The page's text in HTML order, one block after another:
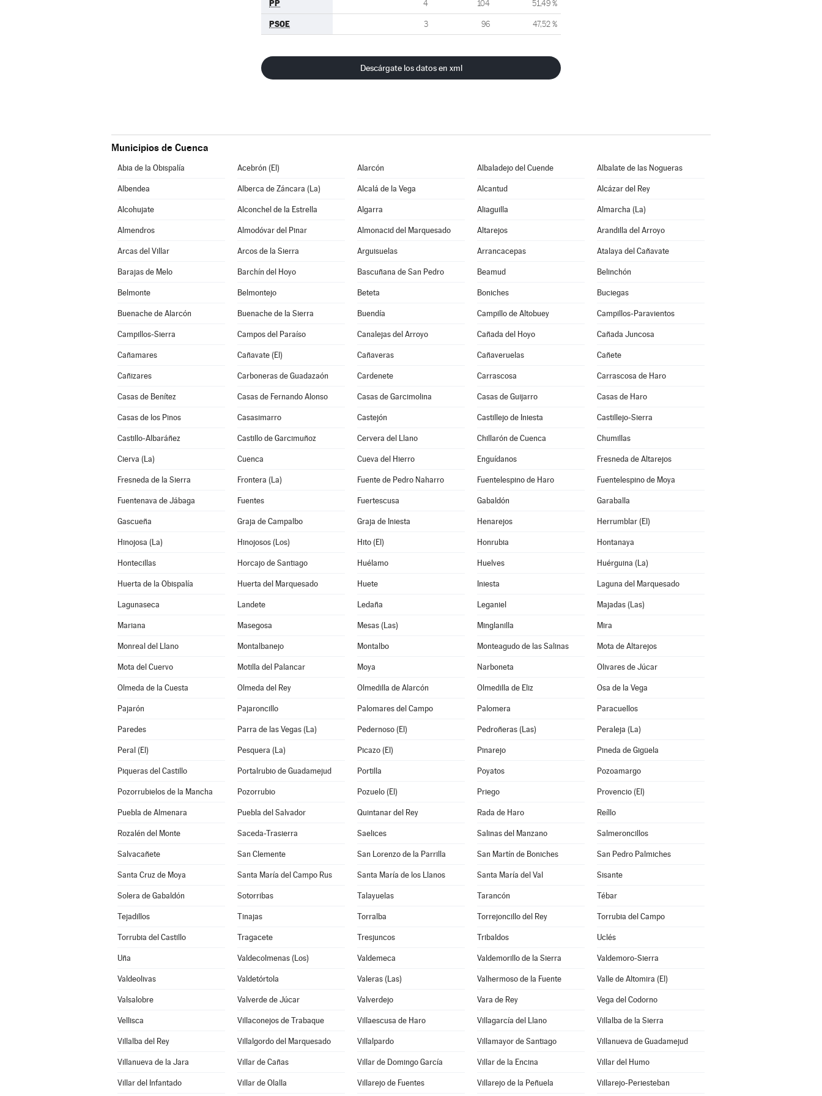
PP 4 104 51,49 %
PSOE 3 96 47,52 %
Descárgate los datos en xml
Municipios de Cuenca
Abia de la Obispalía Acebrón (El) Alarcón Albaladejo del Cuende Albalate de las Nogueras
Albendea Alberca de Záncara (La) Alcalá de la Vega Alcantud Alcázar del Rey
Alcohujate Alconchel de la Estrella Algarra Aliaguilla Almarcha (La)
Almendros Almodóvar del Pinar Almonacid del Marquesado Altarejos Arandilla del Arroyo
Arcas del Villar Arcos de la Sierra Arguisuelas Arrancacepas Atalaya del Cañavate
Barajas de Melo Barchín del Hoyo Bascuñana de San Pedro Beamud Belinchón
Belmonte Belmontejo Beteta Boniches Buciegas
Buenache de Alarcón Buenache de la Sierra Buendía Campillo de Altobuey Campillos-Paravientos
Campillos-Sierra Campos del Paraíso Canalejas del Arroyo Cañada del Hoyo Cañada Juncosa
Cañamares Cañavate (El) Cañaveras Cañaveruelas Cañete
Cañizares Carboneras de Guadazaón Cardenete Carrascosa Carrascosa de Haro
Casas de Benítez Casas de Fernando Alonso Casas de Garcimolina Casas de Guijarro Casas de Haro
Casas de los Pinos Casasimarro Castejón Castillejo de Iniesta Castillejo-Sierra
Castillo-Albaráñez Castillo de Garcimuñoz Cervera del Llano Chillarón de Cuenca Chumillas
Cierva (La) Cuenca Cueva del Hierro Enguídanos Fresneda de Altarejos
Fresneda de la Sierra Frontera (La) Fuente de Pedro Naharro Fuentelespino de Haro Fuentelespino de Moya
Fuentenava de Jábaga Fuentes Fuertescusa Gabaldón Garaballa
Gascueña Graja de Campalbo Graja de Iniesta Henarejos Herrumblar (El)
Hinojosa (La) Hinojosos (Los) Hito (El) Honrubia Hontanaya
Hontecillas Horcajo de Santiago Huélamo Huelves Huérguina (La)
Huerta de la Obispalía Huerta del Marquesado Huete Iniesta Laguna del Marquesado
Lagunaseca Landete Ledaña Leganiel Majadas (Las)
Mariana Masegosa Mesas (Las) Minglanilla Mira
Monreal del Llano Montalbanejo Montalbo Monteagudo de las Salinas Mota de Altarejos
Mota del Cuervo Motilla del Palancar Moya Narboneta Olivares de Júcar
Olmeda de la Cuesta Olmeda del Rey Olmedilla de Alarcón Olmedilla de Eliz Osa de la Vega
Pajarón Pajaroncillo Palomares del Campo Palomera Paracuellos
Paredes Parra de las Vegas (La) Pedernoso (El) Pedroñeras (Las) Peraleja (La)
Peral (El) Pesquera (La) Picazo (El) Pinarejo Pineda de Gigüela
Piqueras del Castillo Portalrubio de Guadamejud Portilla Poyatos Pozoamargo
Pozorrubielos de la Mancha Pozorrubio Pozuelo (El) Priego Provencio (El)
Puebla de Almenara Puebla del Salvador Quintanar del Rey Rada de Haro Reíllo
Rozalén del Monte Saceda-Trasierra Saelices Salinas del Manzano Salmeroncillos
Salvacañete San Clemente San Lorenzo de la Parrilla San Martín de Boniches San Pedro Palmiches
Santa Cruz de Moya Santa María del Campo Rus Santa María de los Llanos Santa María del Val Sisante
Solera de Gabaldón Sotorribas Talayuelas Tarancón Tébar
Tejadillos Tinajas Torralba Torrejoncillo del Rey Torrubia del Campo
Torrubia del Castillo Tragacete Tresjuncos Tribaldos Uclés
Uña Valdecolmenas (Los) Valdemeca Valdemorillo de la Sierra Valdemoro-Sierra
Valdeolivas Valdetórtola Valeras (Las) Valhermoso de la Fuente Valle de Altomira (El)
Valsalobre Valverde de Júcar Valverdejo Vara de Rey Vega del Codorno
Vellisca Villaconejos de Trabaque Villaescusa de Haro Villagarcía del Llano Villalba de la Sierra
Villalba del Rey Villalgordo del Marquesado Villalpardo Villamayor de Santiago Villanueva de Guadamejud
Villanueva de la Jara Villar de Cañas Villar de Domingo García Villar de la Encina Villar del Humo
Villar del Infantado Villar de Olalla Villarejo de Fuentes Villarejo de la Peñuela Villarejo-Periesteban